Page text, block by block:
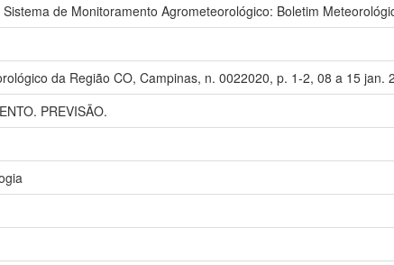
de Monitoramento Agrometeorológico: Boletim
da Região CO, Campinas, n. 0022020, p. 1-2, 08 a 15 jan.
PREVISÃO.